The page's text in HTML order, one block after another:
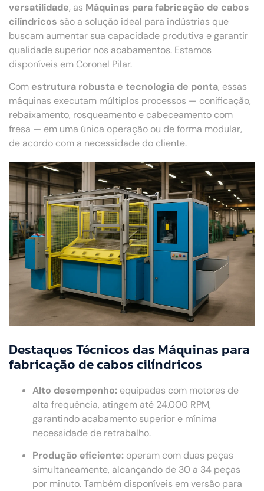
versatilidade, as Máquinas para fabricação de cabos
cilíndricos são a solução ideal para indústrias que
buscam aumentar sua capacidade produtiva e garantir
qualidade superior nos acabamentos. Estamos
disponíveis em Coronel Pilar.
Com estrutura robusta e tecnologia de ponta, essas
máquinas executam múltiplos processos — conificação,
rebaixamento, rosqueamento e cabeceamento com
fresa — em uma única operação ou de forma modular,
de acordo com a necessidade do cliente.
Destaques Técnicos das Máquinas para
fabricação de cabos cilíndricos
Alto desempenho: equipadas com motores de
alta frequência, atingem até 24.000 RPM,
garantindo acabamento superior e mínima
necessidade de retrabalho.
Produção eficiente: operam com duas peças
simultaneamente, alcançando de 30 a 34 peças
por minuto. Também disponíveis em versão para